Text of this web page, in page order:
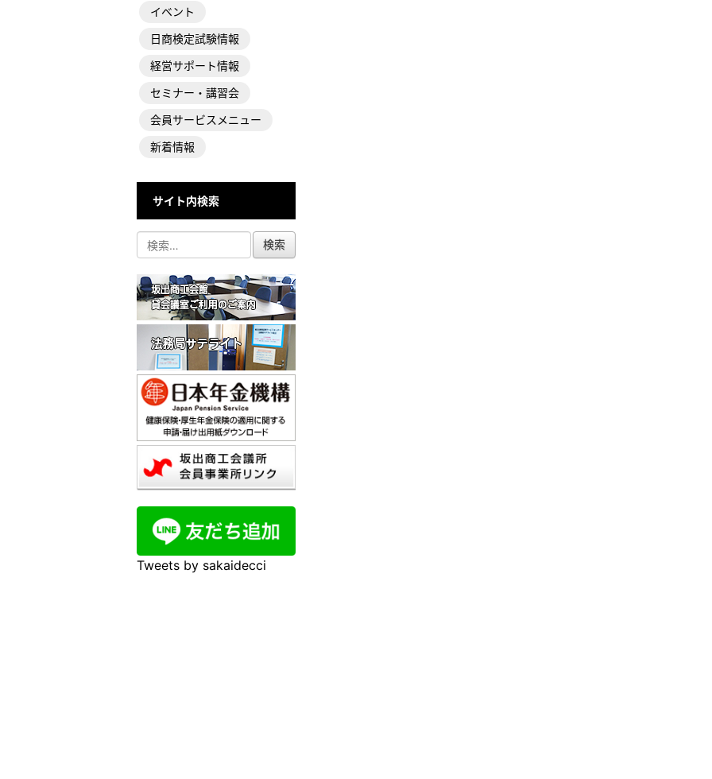
イベント
日商検定試験情報
経営サポート情報
セミナー・講習会
会員サービスメニュー
新着情報
サイト内検索
Tweets by sakaidecci